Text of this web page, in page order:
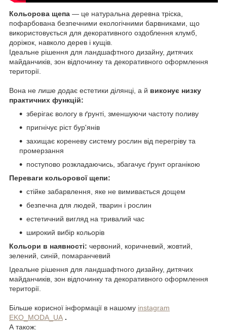
Кольорова щепа — це натуральна деревна тріска,
пофарбована безпечними екологічними барвниками, що
використовується для декоративного оздоблення клумб,
доріжок, навколо дерев і кущів.
Ідеальне рішення для ландшафтного дизайну, дитячих
майданчиків, зон відпочинку та декоративного оформлення
території.
Вона не лише додає естетики ділянці, а й виконує низку
практичних функцій:
зберігає вологу в ґрунті, зменшуючи частоту поливу
пригнічує ріст бур'янів
захищає кореневу систему рослин від перегріву та
промерзання
поступово розкладаючись, збагачує ґрунт органікою
Переваги кольорової щепи:
стійке забарвлення, яке не вимивається дощем
безпечна для людей, тварин і рослин
естетичний вигляд на тривалий час
широкий вибір кольорів
Кольори в наявності: червоний, коричневий, жовтий,
зелений, синій, помаранчевий
Ідеальне рішення для ландшафтного дизайну, дитячих
майданчиків, зон відпочинку та декоративного оформлення
території.
Більше корисної інформації в нашому instagram
EKO_MODA_UA .
А також: